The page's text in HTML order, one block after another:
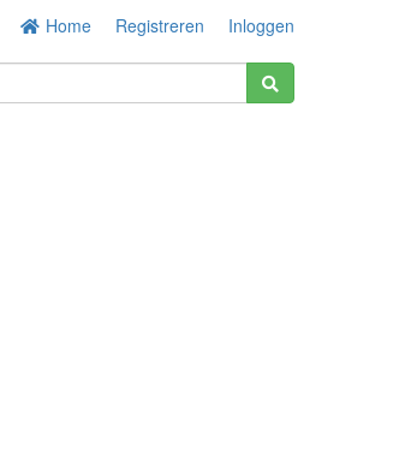
Home Registreren Inloggen